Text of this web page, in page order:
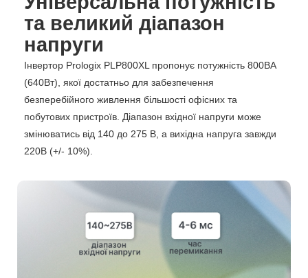
та великий діапазон
напруги
Інвертор Prologix PLP800XL пропонує потужність 800ВА
(640Вт), якої достатньо для забезпечення
безперебійного живлення більшості офісних та
побутових пристроїв. Діапазон вхідної напруги може
змінюватись від 140 до 275 В, а вихідна напруга завжди
220В (+/- 10%).